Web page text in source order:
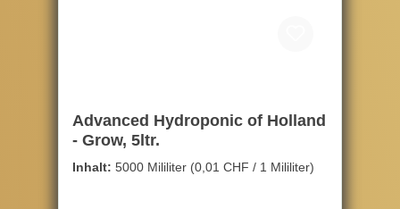
Advanced Hydroponic of Holland
- Grow, 5ltr.
Inhalt: 5000 Mililiter (0,01 CHF / 1 Mililiter)